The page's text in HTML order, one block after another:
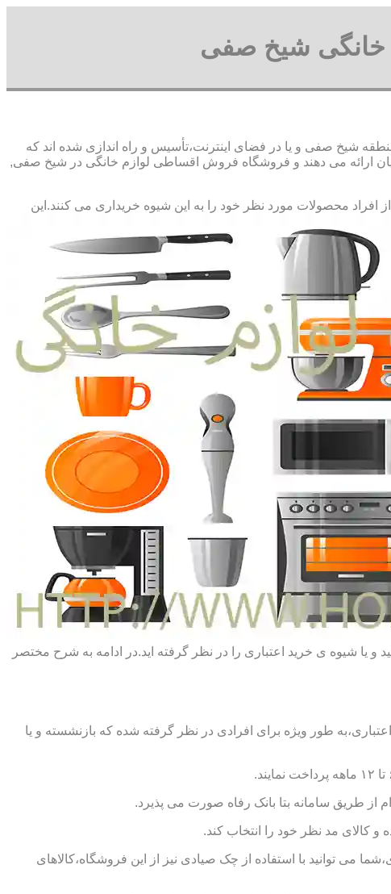
خانگی شیخ صفی
شیخ صفی و یا در فضای اینترنت،تأسیس و راه اندازی شده اند که
می دهند و فروشگاه فروش اقساطی لوازم خانگی در شیخ صفی,
افراد محصولات مورد نظر خود را به این شیوه خریداری می کنند.این
و یا شیوه ی خرید اعتباری را در نظر گرفته اید.در ادامه به شرح مختصر
طور ویژه برای افرادی در نظر گرفته شده که بازنشسته و یا
از طریق سامانه بتا بانک رفاه صورت می پذیرد.
و کالای مد نظر خود را انتخاب کند.
می توانید با استفاده از چک صیادی نیز از این فروشگاه،کالاهای